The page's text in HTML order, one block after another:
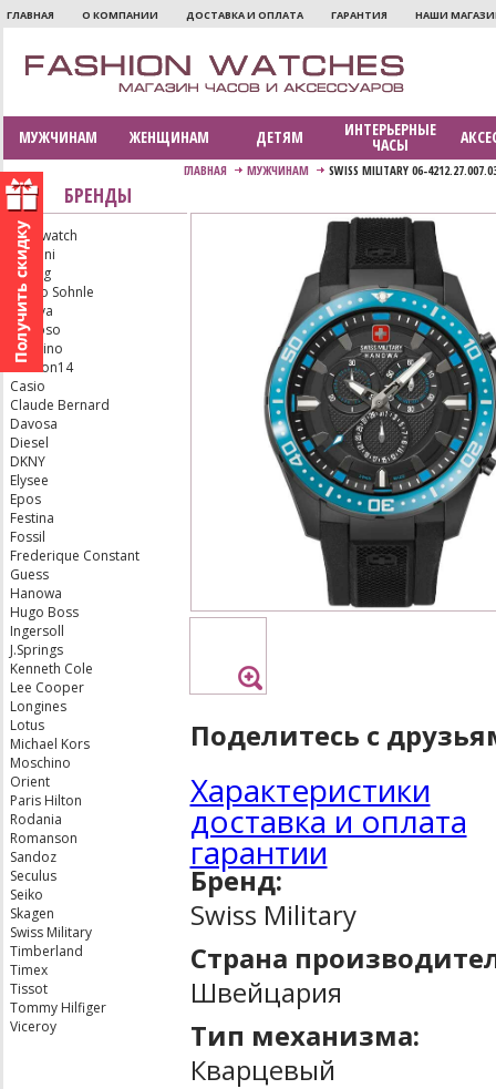
ГЛАВНАЯ О КОМПАНИИ ДОСТАВКА И ОПЛАТА ГАРАНТИЯ НАШИ
МУЖЧИНАМ ЖЕНЩИНАМ ДЕТЯМ ИНТЕРЬЕРНЫЕ
ЧАСЫ
ГЛАВНАЯ МУЖЧИНАМ SWISS MILITARY 06-
БРЕНДЫ
Aerowatch
Armani
Bering
Bruno Sohnle
Bulova
Calypso
Candino
Carbon14
Casio
Claude Bernard
Davosa
Diesel
DKNY
Elysee
Epos
Festina
Fossil
Frederique Constant
Guess
Hanowa
Hugo Boss
Ingersoll
J.Springs
Kenneth Cole
Lee Cooper
Longines
Lotus
Michael Kors
Moschino
Orient
Paris Hilton
Rodania
Romanson
Sandoz
Seculus
Seiko
Skagen
Swiss Military
Timberland
Timex
Tissot
Tommy Hilfiger
Viceroy
Поделитесь с
Характеристики
доставка и оплата
гарантии
Бренд:
Swiss Military
Страна
Швейцария
Тип механизма:
Кварцевый